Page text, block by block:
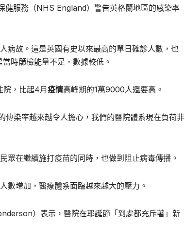
健服務（NHS England）警告英格蘭地區的感染率
病故。這是英國有史以來最高的單日確診人數，也
時篩檢能量不足，數據較低。
，比起4月 疫情高峰期的1萬9000人還要高。
染率越來越令人擔心，我們的醫院體系現在負荷非
眾在繼續施打疫苗的同時，也做到阻止病毒傳播。
數增加，醫療體系面臨越來越大的壓力。
）表示，醫院在耶誕節「到處都充斥著」新